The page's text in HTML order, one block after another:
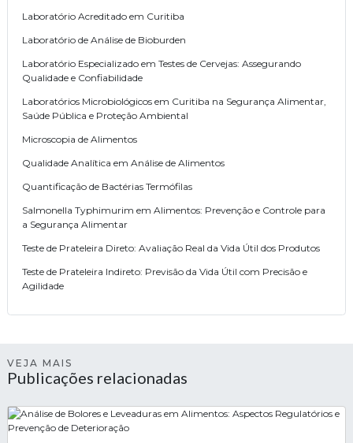
Laboratório Acreditado em Curitiba
Laboratório de Análise de Bioburden
Laboratório Especializado em Testes de Cervejas: Assegurando
Qualidade e Confiabilidade
Laboratórios Microbiológicos em Curitiba na Segurança Alimentar,
Saúde Pública e Proteção Ambiental
Microscopia de Alimentos
Qualidade Analítica em Análise de Alimentos
Quantificação de Bactérias Termófilas
Salmonella Typhimurim em Alimentos: Prevenção e Controle para
a Segurança Alimentar
Teste de Prateleira Direto: Avaliação Real da Vida Útil dos Produtos
Teste de Prateleira Indireto: Previsão da Vida Útil com Precisão e
Agilidade
VEJA MAIS
Publicações relacionadas